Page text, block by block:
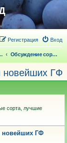
Вход
Регистрация
винограда Обсуждение сортов винограда и новейших ГФ
новейших ГФ
сорта, лучшие
новейших ГФ